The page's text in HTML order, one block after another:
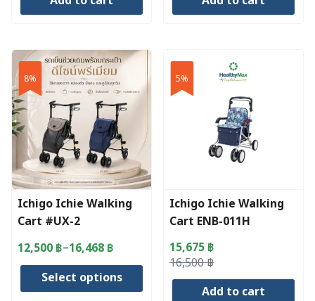
8%
Ichigo Ichie Walking
Cart #UX-2
12,500 ฿–16,468 ฿
Price
range:
12,500 ฿
Select options
5%
Ichigo Ichie Walking
Cart ENB-011H
16,500฿
Original
price
15,675 ฿
Current
price
Add to cart